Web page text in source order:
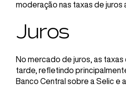
moderação nas taxas de juros
Juros
No mercado de juros, as taxas
tarde, refletindo
Banco Central sobre a Selic e